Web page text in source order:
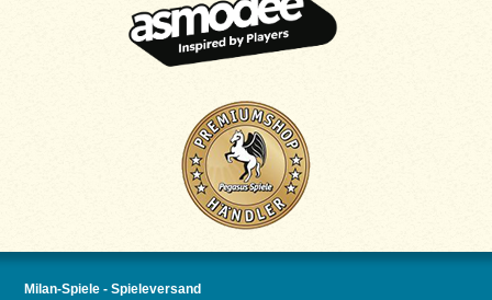
Milan-Spiele - Spieleversand